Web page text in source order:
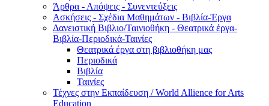
Άρθρα - Απόψεις - Συνεντεύξεις
Ασκήσεις - Σχέδια Μαθημάτων - Βιβλία-Έργα
Δανειστική Βιβλιο/Ταινιοθήκη - Θεατρικά έργα-
Βιβλία-Περιοδικά-Ταινίες
Θεατρικά έργα στη βιβλιοθήκη μας
Περιοδικά
Βιβλία
Ταινίες
Τέχνες στην Εκπαίδευση / World Allience for Arts
Education